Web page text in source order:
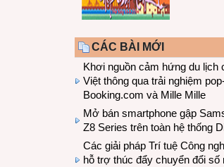
CÁC BÀI MỚI
Khơi nguồn cảm hứng du lịch
Việt thông qua trải nghiệm
Booking.com và Mille Mille
Mở bán smartphone gập
Z8 Series trên toàn hệ thống
Các giải pháp Trí tuệ Công
hỗ trợ thúc đẩy chuyển đổi số